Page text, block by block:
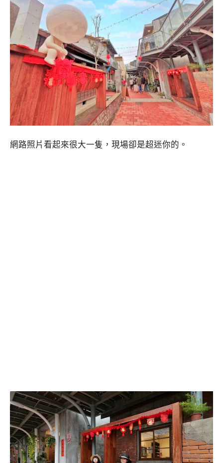
網路照片看起來很大一隻，現場卻是超迷你的。